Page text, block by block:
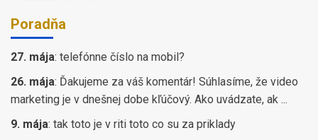
Poradňa
27. mája: telefónne číslo na mobil?
26. mája: Ďakujeme za váš komentár! Súhlasíme, že video
marketing je v dnešnej dobe kľúčový. Ako uvádzate, ak ...
9. mája: tak toto je v riti toto co su za priklady